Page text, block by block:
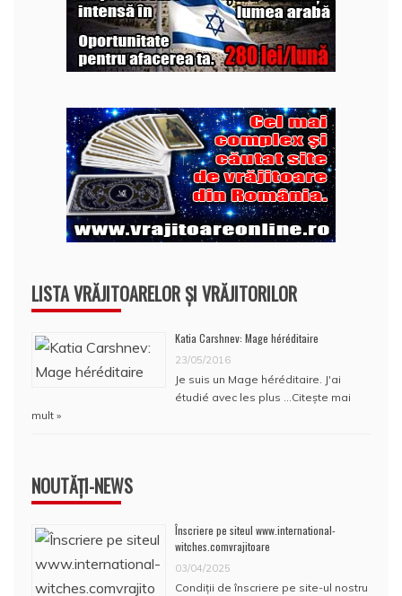
LISTA VRĂJITOARELOR ȘI VRĂJITORILOR
Katia Carshnev: Mage héréditaire
23/05/2016
Je suis un Mage héréditaire. J'ai
étudié avec les plus … Citește mai
mult »
NOUTĂȚI-NEWS
Înscriere pe siteul www.international-
witches.comvrajitoare
03/04/2025
Condiţii de înscriere pe site-ul nostru